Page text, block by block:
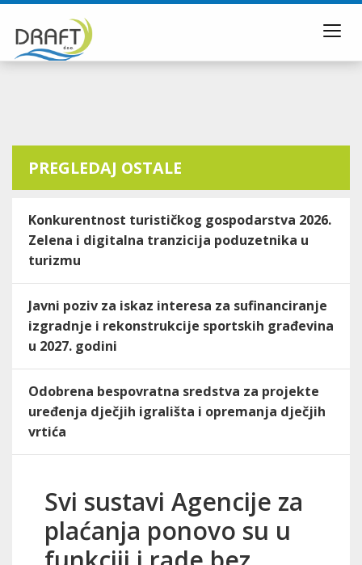
PREGLEDAJ OSTALE
Konkurentnost turističkog gospodarstva 2026.
Zelena i digitalna tranzicija poduzetnika u
turizmu
Javni poziv za iskaz interesa za sufinanciranje
izgradnje i rekonstrukcije sportskih građevina
u 2027. godini
Odobrena bespovratna sredstva za projekte
uređenja dječjih igrališta i opremanja dječjih
vrtića
Svi sustavi Agencije za
plaćanja ponovo su u